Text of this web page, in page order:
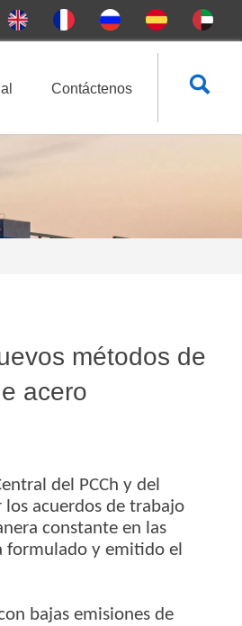
Contáctenos 
métodos de
acero
del PCCh y del
acuerdos de trabajo
constante en las
formulado y emitido el
bajas emisiones de